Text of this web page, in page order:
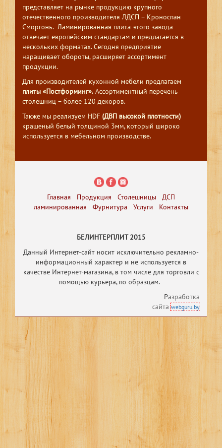
представляет на рынке продукцию крупного
отечественного производителя ЛДСП – Кроноспан
Сморгонь. Ламинированная плита этого завода
отвечает европейским стандартам и предлагается в
нескольких форматах. Сегодня предприятие
наращивает обороты, расширяет ассортимент
продукции.
Для производителей кухонной мебели предлагаем
плиты «Постформинг». Ассортиментный перечень
столешниц – более 120 декоров.
Также мы реализуем HDF (ДВП высокой плотности)
крашеный белый толщиной 3мм, который широко
используется в мебельном производстве.
Главная Продукция Столешницы
ДСП
ламинированная
Фурнитура Услуги Контакты
БЕЛИНТЕРПЛИТ 2015
Данный Интернет-сайт носит исключительно рекламно-
информационный характер и не используется в
качестве Интернет-магазина, в том числе для торговли с
помощью курьера, по образцам.
Разработка
сайтаwebguru.by